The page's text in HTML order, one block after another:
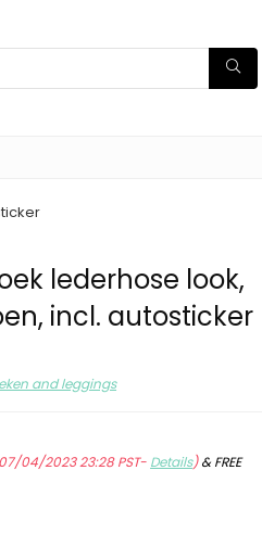
lederhose look,
incl. autosticker
and leggings
04/2023 23:28 PST- Details)&FREE